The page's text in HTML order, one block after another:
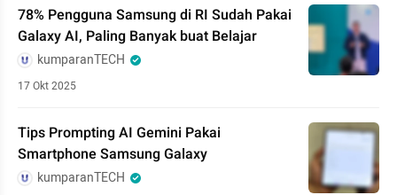
78% Pengguna Samsung di RI Sudah Pakai
Galaxy AI, Paling Banyak buat Belajar
kumparanTECH
17 Okt 2025
Tips Prompting AI Gemini Pakai
Smartphone Samsung Galaxy
kumparanTECH